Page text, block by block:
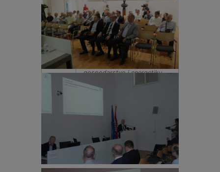
vijeća za naftno-plinsko
gospodarstvo i energetiku
13:00 Zatvaranje okrugloga stola
akademik Ivan Petrović,
predsjednik Znanstvenog
vijeća za naftno-plinsko
gospodarstvo i energetiku